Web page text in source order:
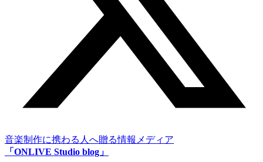
音楽制作に携わる人へ贈る情報メディア
「ONLIVE Studio blog」